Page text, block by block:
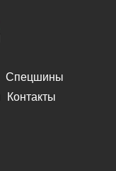
Спецшины
Контакты